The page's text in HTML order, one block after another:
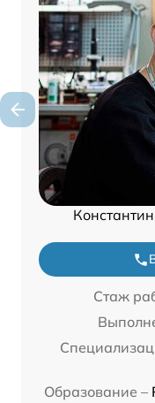
Стаж
Образование –